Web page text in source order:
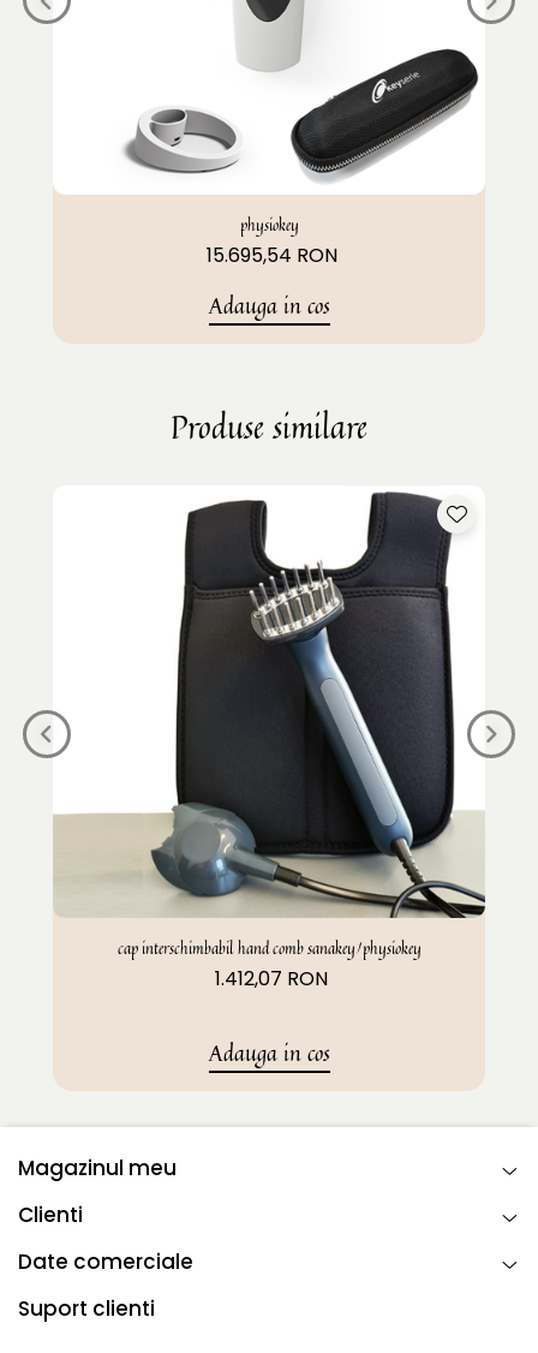
physiokey
15.695,54 RON
Adauga in cos
Produse similare
cap interschimbabil hand comb sanakey/physiokey
1.412,07 RON
Adauga in cos
Magazinul meu
Clienti
Date comerciale
Suport clienti